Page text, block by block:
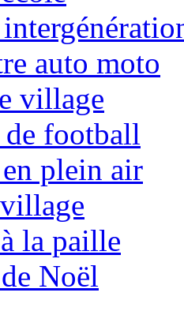
auto moto
village
football
plein air
la paille
Noël